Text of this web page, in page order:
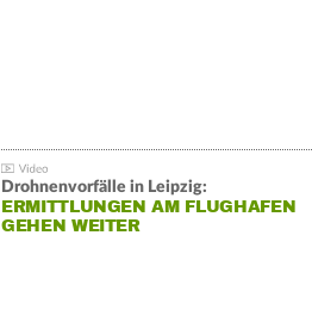
Drohnenvorfälle in Leipzig:
ERMITTLUNGEN AM FLUGHAFEN
GEHEN WEITER